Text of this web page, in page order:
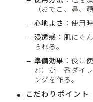
（おでこ、鼻、
心地よさ ：使用
浸透感 ：肌にぐ
られる。
準備効果 ：後に
ど）が一番ダイ
ングを作る。
こだわりポイント: